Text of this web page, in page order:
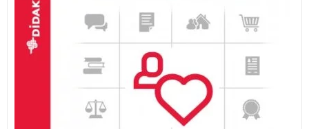
poslovanje vsakomur, ki se neposredno ali posredno
ukvarja s prodajo. Knjiga je namenjena prav
vsakomur, ki se kakorkoli srečuje s kupcem in želi, da
bi bila taka srečanja človeška, prijetna in v
zadovoljstvo obeh. Nova knjiga avtorja uspešnice
Povejte z veseljem – priročnik za odličen govorniški